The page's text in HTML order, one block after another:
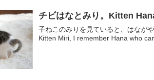
チビはなとみり。Kitten
子ねこのみりを見ていると、はなが
Kitten Miri, I remember Hana who